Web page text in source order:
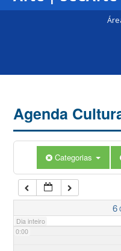
Agenda
Categorias
6
Dia inteiro
0:00